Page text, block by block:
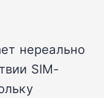
нереально
SIM-